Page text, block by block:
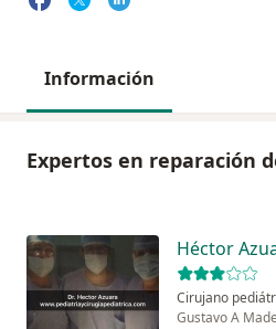
Información
Expertos en reparación
Héctor
Cirujano
Gustavo A